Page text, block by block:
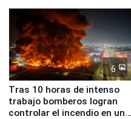
6
Tras 10 horas de intenso
trabajo bomberos logran
controlar el incendio en una